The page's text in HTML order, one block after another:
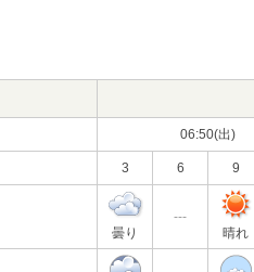
06:50(出)
3 6 9
曇り
---
晴れ